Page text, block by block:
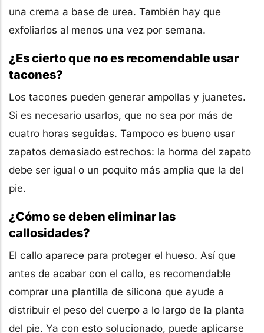
una crema a base de urea. También hay que
exfoliarlos al menos una vez por semana.
¿Es cierto que no es recomendable usar
tacones?
Los tacones pueden generar ampollas y juanetes.
Si es necesario usarlos, que no sea por más de
cuatro horas seguidas. Tampoco es bueno usar
zapatos demasiado estrechos: la horma del zapato
debe ser igual o un poquito más amplia que la del
pie.
¿Cómo se deben eliminar las
callosidades?
El callo aparece para proteger el hueso. Así que
antes de acabar con el callo, es recomendable
comprar una plantilla de silicona que ayude a
distribuir el peso del cuerpo a lo largo de la planta
del pie. Ya con esto solucionado, puede aplicarse